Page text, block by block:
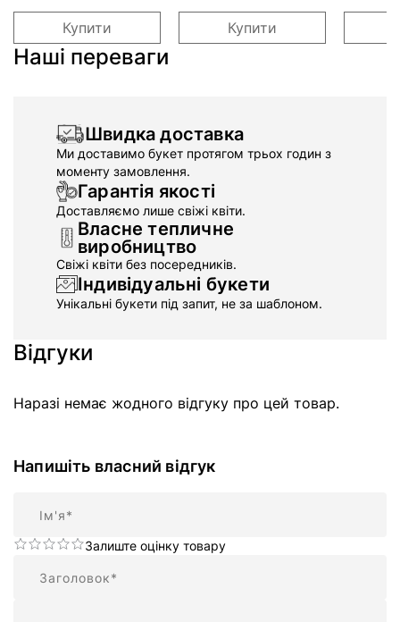
Купити Купити
Наші переваги
Швидка доставка
Ми доставимо букет протягом трьох годин з
моменту замовлення.
Гарантія якості
Доставляємо лише свіжі квіти.
Власне тепличне
виробництво
Свіжі квіти без посередників.
Індивідуальні букети
Унікальні букети під запит, не за шаблоном.
Відгуки
Наразі немає жодного відгуку про цей товар.
Напишіть власний відгук
Залиште оцінку товару